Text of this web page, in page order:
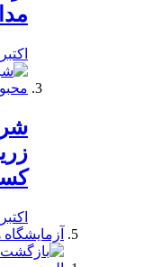
اکتبر 21, 2019
اکتبر 19, 2019
آزمایشگاه